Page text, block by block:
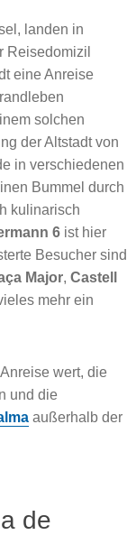
landen in
Reisedomizil
eine Anreise
solchen
der Altstadt von
in verschiedenen
Bummel durch
kulinarisch
6 ist hier
Besucher sind
Major, Castell
mehr ein
wert, die
und die
außerhalb der
de